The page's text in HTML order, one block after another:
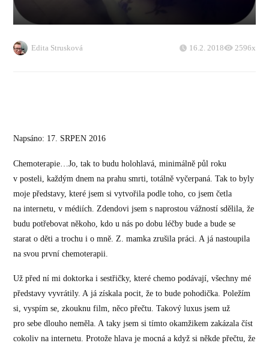
Edita Strusková 16.2. 2018 2596x
Napsáno: 17. SRPEN 2016
Chemoterapie…Jo, tak to budu holohlavá, minimálně půl roku
v posteli, každým dnem na prahu smrti, totálně vyčerpaná. Tak to byly
moje představy, které jsem si vytvořila podle toho, co jsem četla
na internetu, v médiích. Zdendovi jsem s naprostou vážností sdělila, že
budu potřebovat někoho, kdo u nás po dobu léčby bude a bude se
starat o děti a trochu i o mně. Z. mamka zrušila práci. A já nastoupila
na svou první chemoterapii.
Už před ní mi doktorka i sestřičky, které chemo podávají, všechny mé
představy vyvrátily. A já získala pocit, že to bude pohodička. Poležím
si, vyspím se, zkouknu film, něco přečtu. Takový luxus jsem už
pro sebe dlouho neměla. A taky jsem si tímto okamžikem zakázala číst
cokoliv na internetu. Protože hlava je mocná a když si někde přečtu, že